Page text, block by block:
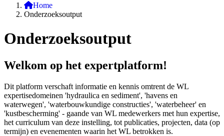
Home
Onderzoeksoutput
Onderzoeksoutput
Welkom op het expertplatform!
Dit platform verschaft informatie en kennis omtrent de WL
expertisedomeinen 'hydraulica en sediment', 'havens en
waterwegen', 'waterbouwkundige constructies', 'waterbeheer' en
'kustbescherming' - gaande van WL medewerkers met hun expertise,
het curriculum van deze instelling, tot publicaties, projecten, data (op
termijn) en evenementen waarin het WL betrokken is.